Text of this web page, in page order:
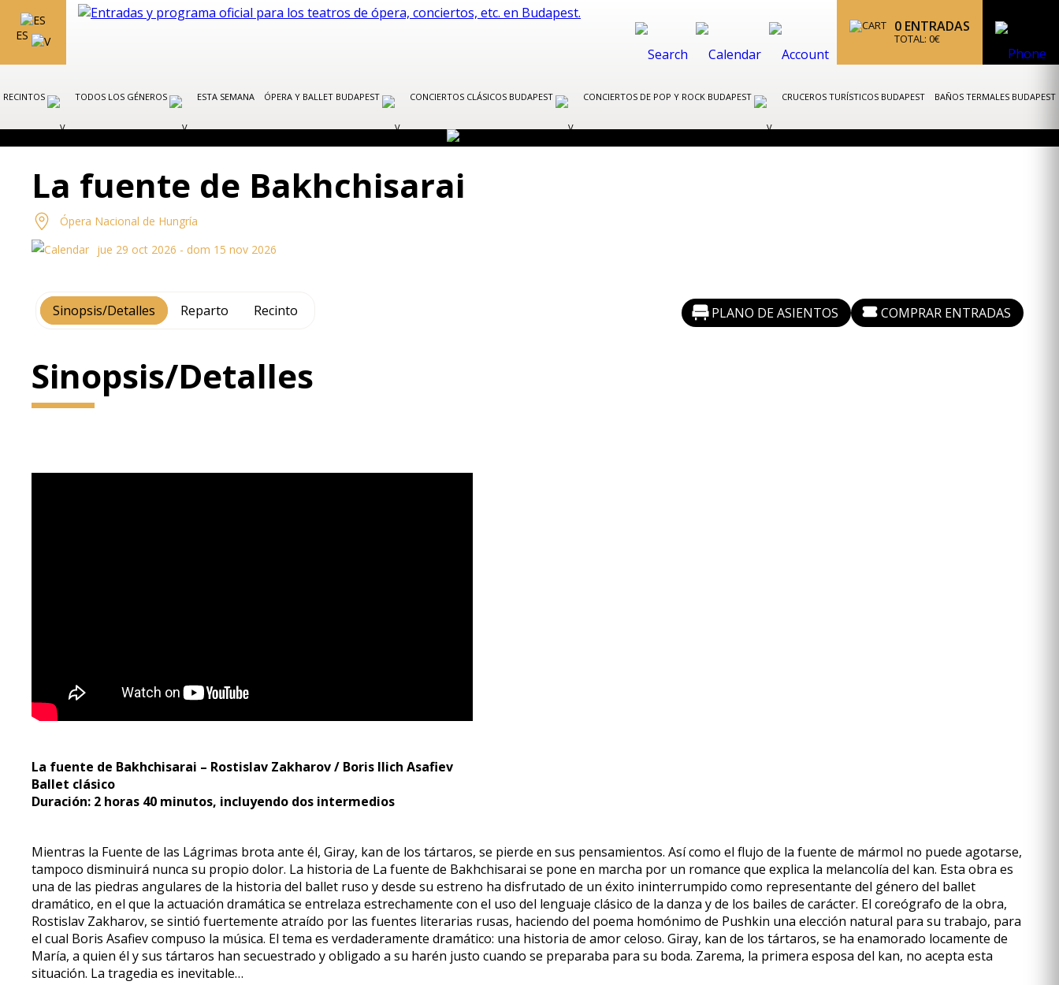
ES
0 ENTRADAS
TOTAL: 0€
RECINTOS TODOS LOS GÉNEROS ESTA SEMANA ÓPERA Y BALLET BUDAPEST CONCIERTOS CLÁSICOS BUDAPEST CONCIERTOS DE POP Y ROCK BUDAPEST CRUCEROS TURÍSTICOS BUDAPEST BAÑOS TERMALES BUDAPEST
La fuente de Bakhchisarai
Ópera Nacional de Hungría
jue 29 oct 2026 - dom 15 nov 2026
Sinopsis/Detalles Reparto Recinto PLANO DE ASIENTOS COMPRAR ENTRADAS
Sinopsis/Detalles
La fuente de Bakhchisarai – Rostislav Zakharov / Boris Ilich Asafiev
Ballet clásico
Duración: 2 horas 40 minutos, incluyendo dos intermedios
Mientras la Fuente de las Lágrimas brota ante él, Giray, kan de los tártaros, se pierde en sus pensamientos. Así como el flujo de la fuente de mármol no puede agotarse,
tampoco disminuirá nunca su propio dolor. La historia de La fuente de Bakhchisarai se pone en marcha por un romance que explica la melancolía del kan. Esta obra es
una de las piedras angulares de la historia del ballet ruso y desde su estreno ha disfrutado de un éxito ininterrumpido como representante del género del ballet
dramático, en el que la actuación dramática se entrelaza estrechamente con el uso del lenguaje clásico de la danza y de los bailes de carácter. El coreógrafo de la obra,
Rostislav Zakharov, se sintió fuertemente atraído por las fuentes literarias rusas, haciendo del poema homónimo de Pushkin una elección natural para su trabajo, para
el cual Boris Asafiev compuso la música. El tema es verdaderamente dramático: una historia de amor celoso. Giray, kan de los tártaros, se ha enamorado locamente de
María, a quien él y sus tártaros han secuestrado y obligado a su harén justo cuando se preparaba para su boda. Zarema, la primera esposa del kan, no acepta esta
situación. La tragedia es inevitable…